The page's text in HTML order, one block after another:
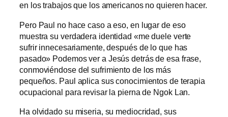
en los trabajos que los americanos no quieren hacer.
Pero Paul no hace caso a eso, en lugar de eso
muestra su verdadera identidad «me duele verte
sufrir innecesariamente, después de lo que has
pasado» Podemos ver a Jesús detrás de esa frase,
conmoviéndose del sufrimiento de los más
pequeños. Paul aplica sus conocimientos de terapia
ocupacional para revisar la pierna de Ngok Lan.
Ha olvidado su miseria, su mediocridad, sus